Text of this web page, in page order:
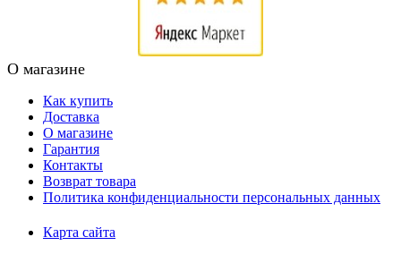
О магазине
Как купить
Доставка
О магазине
Гарантия
Контакты
Возврат товара
Политика конфиденциальности персональных данных
Карта сайта